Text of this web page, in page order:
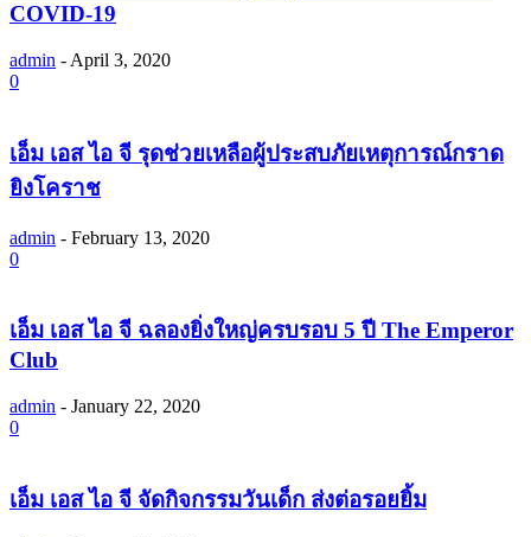
COVID-19
admin - April 3, 2020
0
เอ็ม เอส ไอ จี รุดช่วยเหลือผู้ประสบภัยเหตุการณ์กราด
ยิงโคราช
admin - February 13, 2020
0
เอ็ม เอส ไอ จี ฉลองยิ่งใหญ่ครบรอบ 5 ปี The Emperor
Club
admin - January 22, 2020
0
เอ็ม เอส ไอ จี จัดกิจกรรมวันเด็ก ส่งต่อรอยยิ้ม